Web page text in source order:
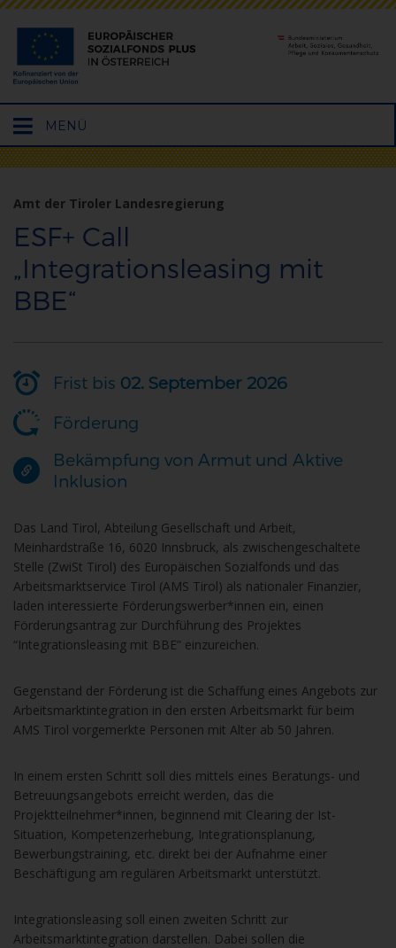
Hauptmenü
öffnen
MENÜ
Amt der Tiroler Landesregierung
ESF+ Call
„Integrationsleasing mit
BBE“
Frist bis 02. September 2026
Förderung
Bekämpfung von Armut und Aktive
Inklusion
Das Land Tirol, Abteilung Gesellschaft und Arbeit,
Meinhardstraße 16, 6020 Innsbruck, als zwischengeschaltete
Stelle (ZwiSt Tirol) des Europäischen Sozialfonds und das
Arbeitsmarktservice Tirol (AMS Tirol) als nationaler Finanzier,
laden interessierte Förderungswerber*innen ein, einen
Förderungsantrag zur Durchführung des Projektes
“Integrationsleasing mit BBE” einzureichen.
Gegenstand der Förderung ist die Schaffung eines Angebots zur
Arbeitsmarktintegration in den ersten Arbeitsmarkt für beim
AMS Tirol vorgemerkte Personen mit Alter ab 50 Jahren.
In einem ersten Schritt soll dies mittels eines Beratungs- und
Betreuungsangebots erreicht werden, das die
Projektteilnehmer*innen, beginnend mit Clearing der Ist-
Situation, Kompetenzerhebung, Integrationsplanung,
Bewerbungstraining, etc. direkt bei der Aufnahme einer
Beschäftigung am regulären Arbeitsmarkt unterstützt.
Integrationsleasing soll einen zweiten Schritt zur
Arbeitsmarktintegration darstellen. Dabei sollen die